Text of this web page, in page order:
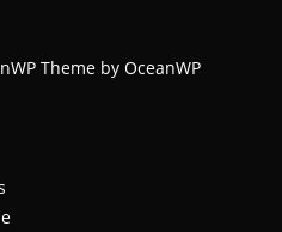
Theme by OceanWP